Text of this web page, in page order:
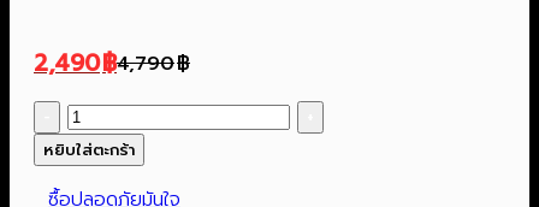
4,790฿
Original
price
was:
4,790฿.
2,490฿
Current
price
is:
2,490฿.
จำนวน
ถัง
น้ำ
หยิบใส่ตะกร้า
ซื้อปลอดภัยมันใจ